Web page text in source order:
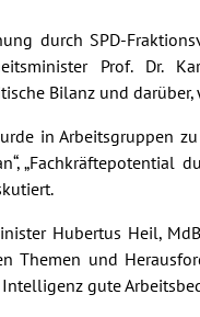
durch SPD-
Prof. Dr.
Bilanz und darüber,
in Arbeitsgruppen
„Fachkräftepotential
Hubertus Heil,
Themen und
gute